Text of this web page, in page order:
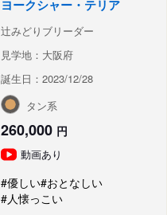
ヨークシャー・テリア
辻みどりブリーダー
見学地：大阪府
誕生日：2023/12/28
タン系
260,000 円
動画あり
#優しい#おとなしい
#人懐っこい